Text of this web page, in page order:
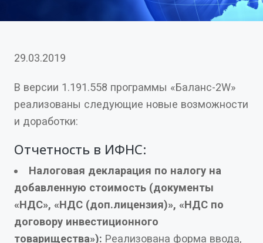
29.03.2019
В версии 1.191.558 программы «Баланс-2W»
реализованы следующие новые возможности
и доработки:
Отчетность в ИФНС:
Налоговая декларация по налогу на
добавленную стоимость (документы
«НДС», «НДС (доп.лицензия)», «НДС по
договору инвестиционного
товарищества»): Реализована форма ввода,